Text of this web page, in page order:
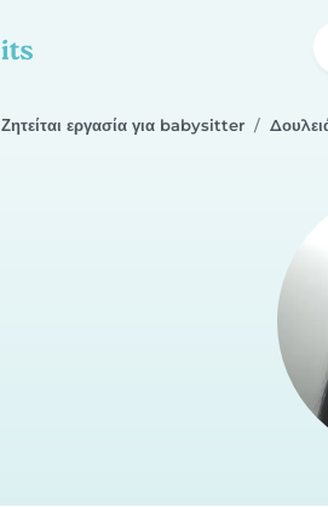
Ζητείται εργασία για babysitter